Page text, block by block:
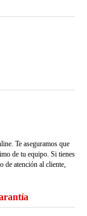
Te aseguramos que
de tu equipo. Si tienes
de atención al cliente,